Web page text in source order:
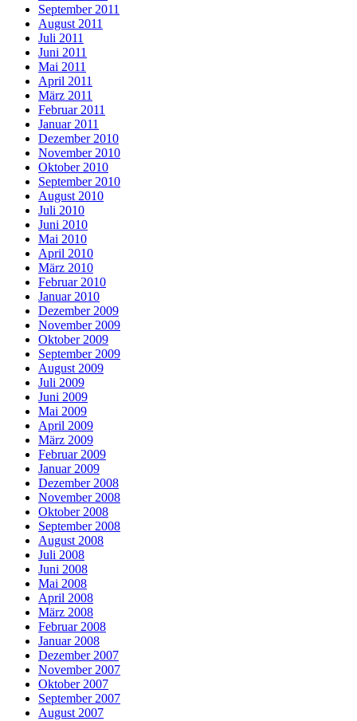
September 2011
August 2011
Juli 2011
Juni 2011
Mai 2011
April 2011
März 2011
Februar 2011
Januar 2011
Dezember 2010
November 2010
Oktober 2010
September 2010
August 2010
Juli 2010
Juni 2010
Mai 2010
April 2010
März 2010
Februar 2010
Januar 2010
Dezember 2009
November 2009
Oktober 2009
September 2009
August 2009
Juli 2009
Juni 2009
Mai 2009
April 2009
März 2009
Februar 2009
Januar 2009
Dezember 2008
November 2008
Oktober 2008
September 2008
August 2008
Juli 2008
Juni 2008
Mai 2008
April 2008
März 2008
Februar 2008
Januar 2008
Dezember 2007
November 2007
Oktober 2007
September 2007
August 2007